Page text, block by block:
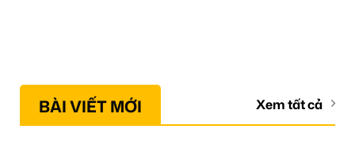
BÀI VIẾT MỚI Xem tất cả